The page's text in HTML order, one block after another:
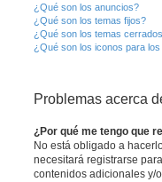
¿Qué son los anuncios?
¿Qué son los temas fijos?
¿Qué son los temas
¿Qué son los iconos para
Problemas acerca
¿Por qué me tengo que
No está obligado a
necesitará registrarse
contenidos adicionales y/